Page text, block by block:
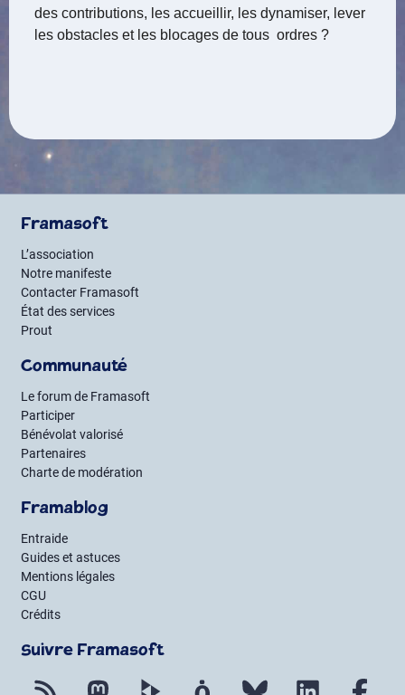
des contributions, les accueillir, les dynamiser, lever
les obstacles et les blocages de tous ordres ?
Framasoft
L’association
Notre manifeste
Contacter Framasoft
État des services
Prout
Communauté
Le forum de Framasoft
Participer
Bénévolat valorisé
Partenaires
Charte de modération
Framablog
Entraide
Guides et astuces
Mentions légales
CGU
Crédits
Suivre Framasoft
Flux RSS Mastodon PeerTube Mobilizon Bluesky LinkedIn